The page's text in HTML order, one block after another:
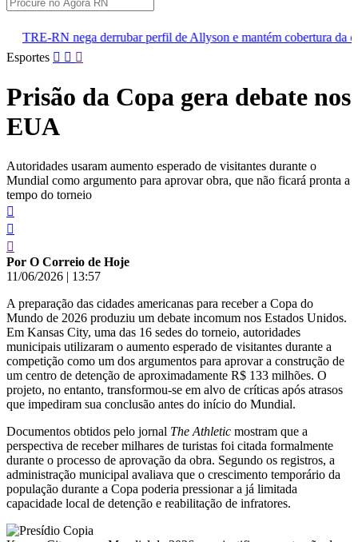
perfil de Allyson e mantém cobertura da convenção
Pular
para
conteúdo
Esportes
Prisão da Copa gera debate nos
EUA
Autoridades usaram aumento esperado de visitantes durante o
Mundial como argumento para aprovar obra, que não ficará pronta a
tempo do torneio
Por O Correio de Hoje
11/06/2026 | 13:57
A preparação das cidades americanas para receber a Copa do
Mundo de 2026 produziu um debate incomum nos Estados Unidos.
Em Kansas City, uma das 16 sedes do torneio, autoridades
municipais utilizaram o aumento esperado de visitantes durante a
competição como um dos argumentos para aprovar a construção de
um centro de detenção de aproximadamente R$ 133 milhões. O
projeto, no entanto, transformou-se em alvo de críticas após atrasos
que impediram sua conclusão antes do início do Mundial.
Documentos obtidos pelo jornal The Athletic mostram que a
perspectiva de receber milhares de turistas foi citada formalmente
durante o processo de aprovação da obra. Segundo os registros, a
administração municipal avaliava que o crescimento temporário da
população durante a Copa poderia pressionar a já limitada
capacidade local de detenção e reabilitação de infratores.